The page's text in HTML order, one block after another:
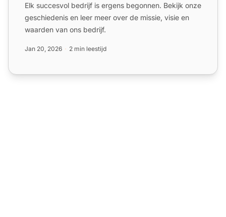
Elk succesvol bedrijf is ergens begonnen. Bekijk onze
geschiedenis en leer meer over de missie, visie en
waarden van ons bedrijf.
Jan 20, 2026 2 min leestijd